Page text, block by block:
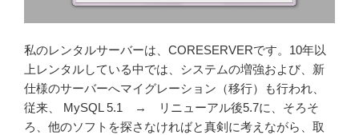
私のレンタルサーバーは、CORESERVERです。10年以
上レンタルしている中では、システムの増強および、新
仕様のサーバーへマイグレーション（移行）も行われ、
従来、 MySQL 5.1 → リニューアル後5.7に、そろそ
ろ、他のソフトを探さなければと真剣に考えながら、取